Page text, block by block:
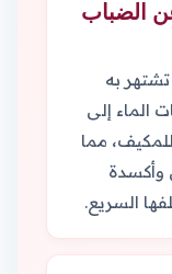
الضباب
به
الماء إلى
مما
وأكسدة
السريع.